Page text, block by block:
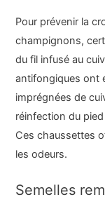
Pour prévenir la
champignons,
du fil infusé au
antifongiques ont
imprégnées de
réinfection du pied
Ces chaussettes
les odeurs.
Semelles